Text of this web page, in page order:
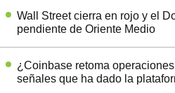
Wall Street cierra en rojo y el
pendiente de Oriente Medio
¿Coinbase retoma
señales que ha dado la